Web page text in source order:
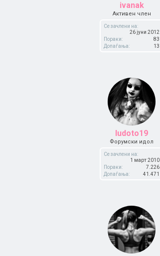
ivanak
Активен член
Се зачлени на:
26 јуни 2012
Пораки:
83
Допаѓања:
13
ludoto19
Форумски идол
Се зачлени на:
1 март 2010
Пораки:
7.226
Допаѓања:
41.471